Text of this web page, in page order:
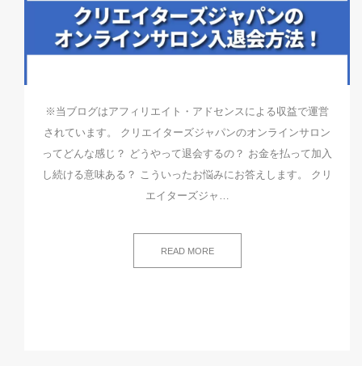
※当ブログはアフィリエイト・アドセンスによる収益で運営
されています。 クリエイターズジャパンのオンラインサロン
ってどんな感じ？ どうやって退会するの？ お金を払って加入
し続ける意味ある？ こういったお悩みにお答えします。 クリ
エイターズジャ…
READ MORE